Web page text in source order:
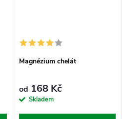
Magnézium chelát
od 168 Kč
Skladem